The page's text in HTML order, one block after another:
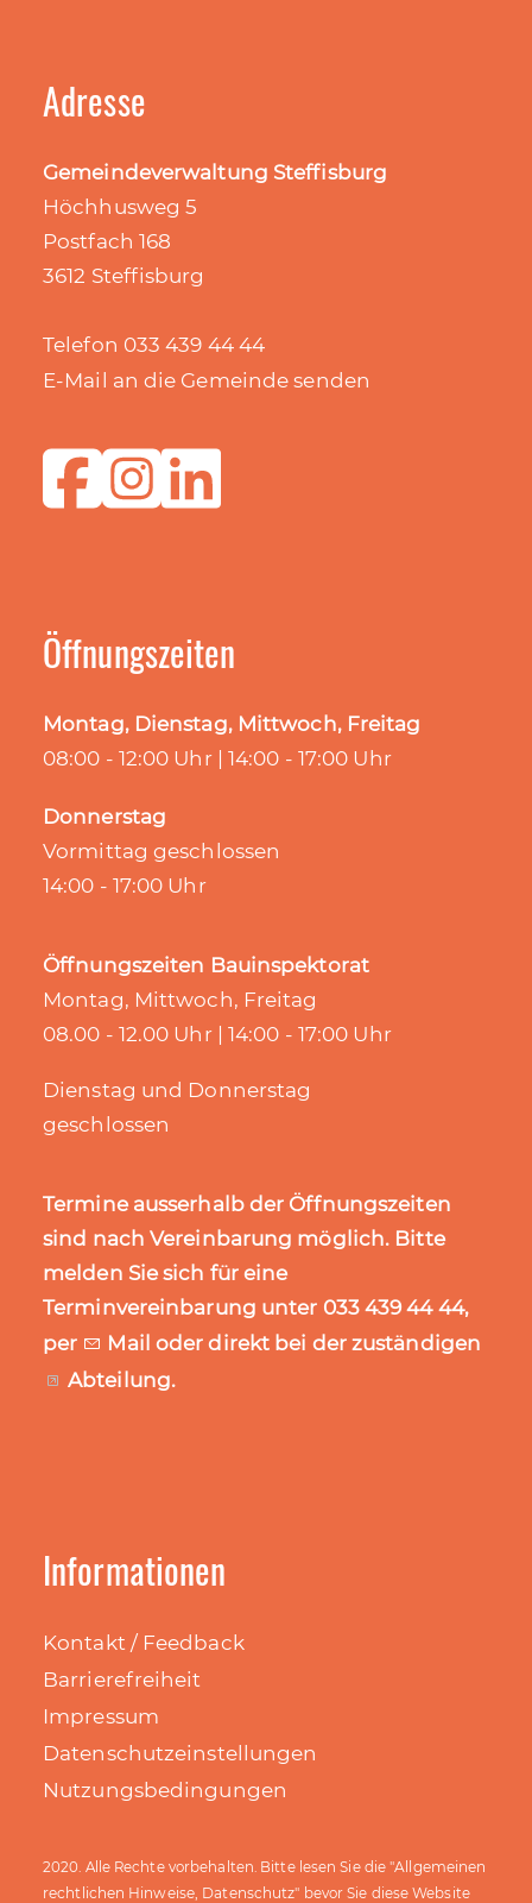
Adresse
Gemeindeverwaltung Steffisburg
Höchhusweg 5
Postfach 168
3612 Steffisburg
Telefon 033 439 44 44
E-Mail an die Gemeinde senden
Öffnungszeiten
Montag, Dienstag, Mittwoch, Freitag
08:00 - 12:00 Uhr | 14:00 - 17:00 Uhr
Donnerstag
Vormittag geschlossen
14:00 - 17:00 Uhr
Öffnungszeiten Bauinspektorat
Montag, Mittwoch, Freitag
08.00 - 12.00 Uhr | 14:00 - 17:00 Uhr
Dienstag und Donnerstag
geschlossen
Termine ausserhalb der Öffnungszeiten
sind nach Vereinbarung möglich. Bitte
melden Sie sich für eine
Terminvereinbarung unter 033 439 44 44,
per
Mail oder direkt bei der zuständigen
Abteilung.
Informationen
Kontakt / Feedback
Barrierefreiheit
Impressum
Datenschutzeinstellungen
Nutzungsbedingungen
2020. Alle Rechte vorbehalten. Bitte lesen Sie die "Allgemeinen
rechtlichen Hinweise, Datenschutz" bevor Sie diese Website